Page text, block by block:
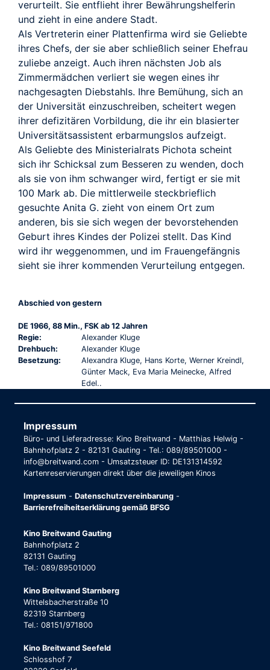
verurteilt. Sie entflieht ihrer Bewährungshelferin
und zieht in eine andere Stadt.
Als Vertreterin einer Plattenfirma wird sie Geliebte
ihres Chefs, der sie aber schließlich seiner Ehefrau
zuliebe anzeigt. Auch ihren nächsten Job als
Zimmermädchen verliert sie wegen eines ihr
nachgesagten Diebstahls. Ihre Bemühung, sich an
der Universität einzuschreiben, scheitert wegen
ihrer defizitären Vorbildung, die ihr ein blasierter
Universitätsassistent erbarmungslos aufzeigt.
Als Geliebte des Ministerialrats Pichota scheint
sich ihr Schicksal zum Besseren zu wenden, doch
als sie von ihm schwanger wird, fertigt er sie mit
100 Mark ab. Die mittlerweile steckbrieflich
gesuchte Anita G. zieht von einem Ort zum
anderen, bis sie sich wegen der bevorstehenden
Geburt ihres Kindes der Polizei stellt. Das Kind
wird ihr weggenommen, und im Frauengefängnis
sieht sie ihrer kommenden Verurteilung entgegen.
Abschied von gestern
DE 1966, 88 Min., FSK ab 12 Jahren
Regie:
Alexander Kluge
Drehbuch:
Alexander Kluge
Besetzung:
Alexandra Kluge, Hans Korte, Werner Kreindl,
Günter Mack, Eva Maria Meinecke, Alfred
Edel..
Impressum
Büro- und Lieferadresse: Kino Breitwand - Matthias Helwig -
Bahnhofplatz 2 - 82131 Gauting - Tel.: 089/89501000 -
info@breitwand.com - Umsatzsteuer ID: DE131314592
Kartenreservierungen direkt über die jeweiligen Kinos
Impressum - Datenschutzvereinbarung -
Barrierefreiheitserklärung gemäß BFSG
Kino Breitwand Gauting
Bahnhofplatz 2
82131 Gauting
Tel.: 089/89501000
Kino Breitwand Starnberg
Wittelsbacherstraße 10
82319 Starnberg
Tel.: 08151/971800
Kino Breitwand Seefeld
Schlosshof 7